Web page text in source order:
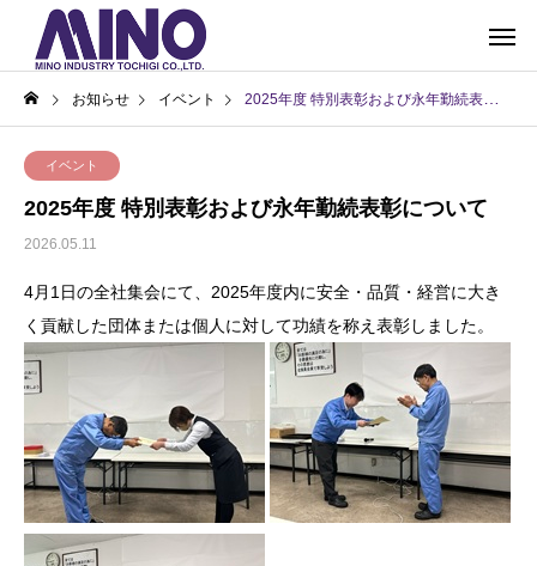
お知らせ イベント 2025年度 特別表彰および永年勤続表彰について
イベント
2025年度 特別表彰および永年勤続表彰について
2026.05.11
4月1日の全社集会にて、2025年度内に安全・品質・経営に大き
く貢献した団体または個人に対して功績を称え表彰しました。